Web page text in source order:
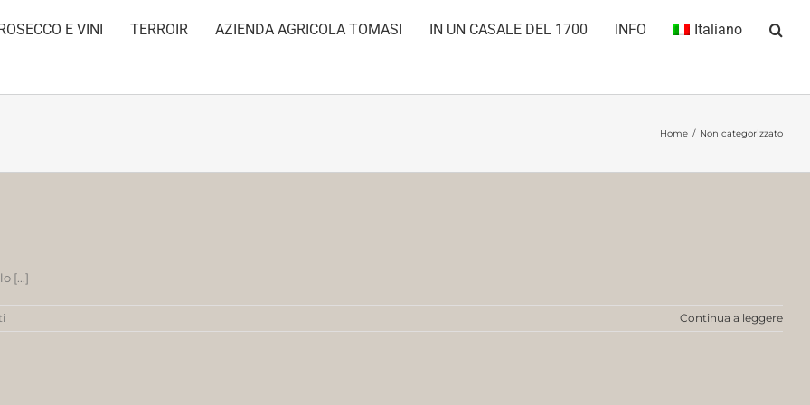
E VINI TERROIR AZIENDA AGRICOLA TOMASI IN UN CASALE DEL 1700 INFO Italiano
Home Non categorizzato
[...]
Ciao
Continua a leggere